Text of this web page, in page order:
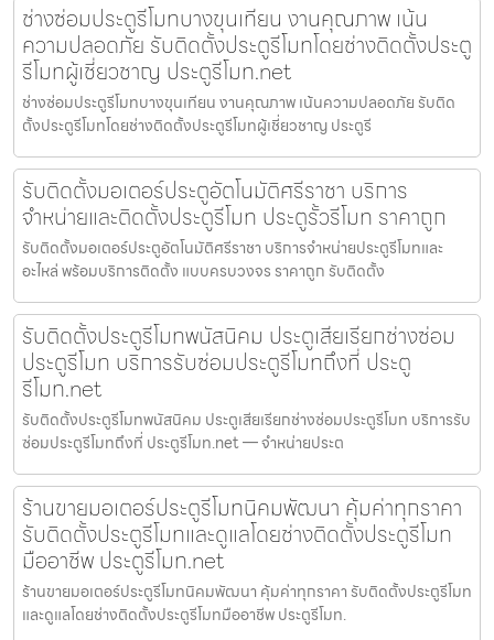
ช่างซ่อมประตูรีโมทบางขุนเทียน งานคุณภาพ เน้น
ความปลอดภัย รับติดตั้งประตูรีโมทโดยช่างติดตั้งประตู
รีโมทผู้เชี่ยวชาญ ประตูรีโมท.net
ช่างซ่อมประตูรีโมทบางขุนเทียน งานคุณภาพ เน้นความปลอดภัย รับติด
ตั้งประตูรีโมทโดยช่างติดตั้งประตูรีโมทผู้เชี่ยวชาญ ประตูรี
รับติดตั้งมอเตอร์ประตูอัตโนมัติศรีราชา บริการ
จำหน่ายและติดตั้งประตูรีโมท ประตูรั้วรีโมท ราคาถูก
รับติดตั้งมอเตอร์ประตูอัตโนมัติศรีราชา บริการจำหน่ายประตูรีโมทและ
อะไหล่ พร้อมบริการติดตั้ง แบบครบวงจร ราคาถูก รับติดตั้ง
รับติดตั้งประตูรีโมทพนัสนิคม ประตูเสียเรียกช่างซ่อม
ประตูรีโมท บริการรับซ่อมประตูรีโมทถึงที่ ประตู
รีโมท.net
รับติดตั้งประตูรีโมทพนัสนิคม ประตูเสียเรียกช่างซ่อมประตูรีโมท บริการรับ
ซ่อมประตูรีโมทถึงที่ ประตูรีโมท.net — จำหน่ายประต
ร้านขายมอเตอร์ประตูรีโมทนิคมพัฒนา คุ้มค่าทุกราคา
รับติดตั้งประตูรีโมทและดูแลโดยช่างติดตั้งประตูรีโมท
มืออาชีพ ประตูรีโมท.net
ร้านขายมอเตอร์ประตูรีโมทนิคมพัฒนา คุ้มค่าทุกราคา รับติดตั้งประตูรีโมท
และดูแลโดยช่างติดตั้งประตูรีโมทมืออาชีพ ประตูรีโมท.